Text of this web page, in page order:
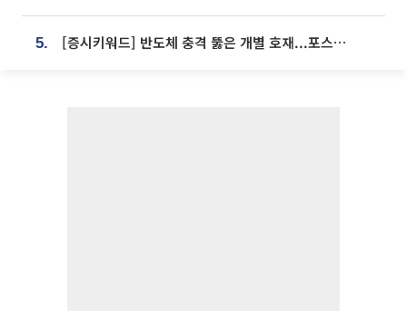
5. [증시키워드] 반도체 충격 뚫은 개별 호재...포스코퓨처엠·에코프로·한화솔루션 '눈길'